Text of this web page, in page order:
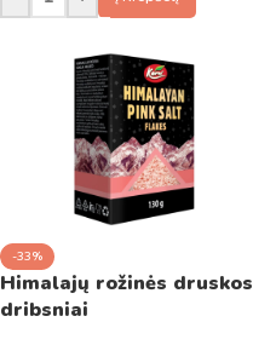
-33%
Himalajų rožinės druskos
dribsniai